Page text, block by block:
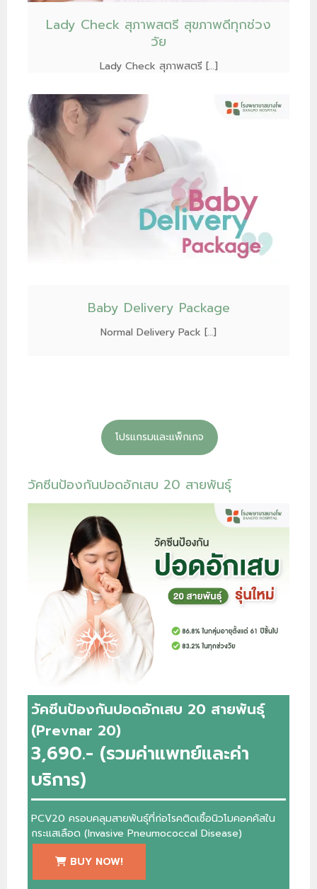
Lady Check สุภาพสตรี สุขภาพดีทุกช่วง
วัย
Lady Check สุภาพสตรี […]
Baby Delivery Package
Normal Delivery Pack […]
โปรแกรมและแพ็กเกจ
วัคซีนป้องกันปอดอักเสบ 20 สายพันธ์ุ
วัคซีนป้องกันปอดอักเสบ 20 สายพันธ์ุ
(Prevnar 20)
3,690.- (รวมค่าแพทย์และค่า
บริการ)
PCV20 ครอบคลุมสายพันธุ์ที่ก่อโรคติดเชื้อนิวโมคอคคัสใน
กระแสเลือด (Invasive Pneumococcal Disease)
BUY NOW!